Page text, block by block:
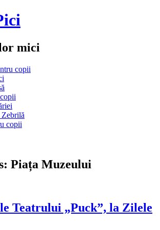
mici
copii
copii
Piața Muzeului
Teatrului „Puck”, la Zilele